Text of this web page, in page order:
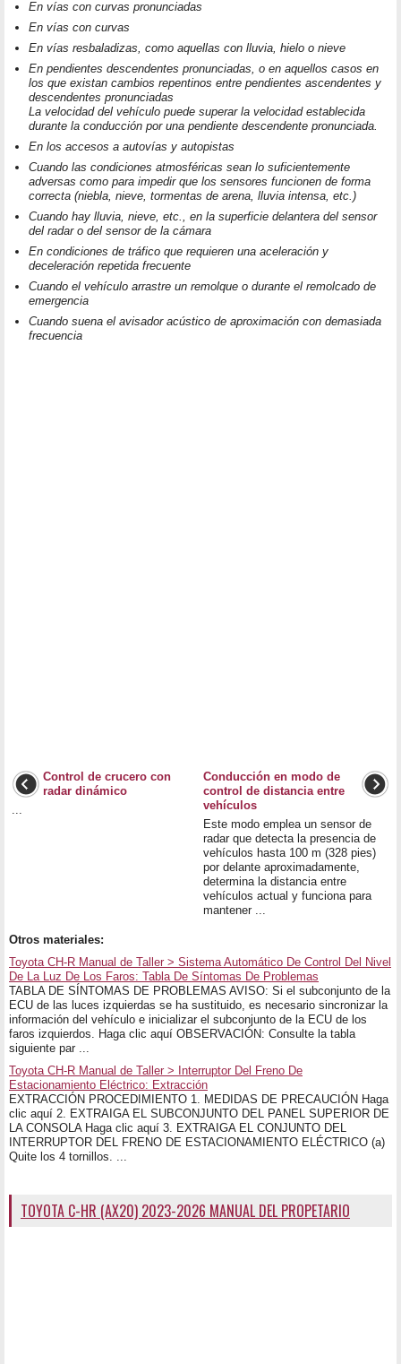
En vías con curvas pronunciadas
En vías con curvas
En vías resbaladizas, como aquellas con lluvia, hielo o nieve
En pendientes descendentes pronunciadas, o en aquellos casos en
los que existan cambios repentinos entre pendientes ascendentes y
descendentes pronunciadas
La velocidad del vehículo puede superar la velocidad establecida
durante la conducción por una pendiente descendente pronunciada.
En los accesos a autovías y autopistas
Cuando las condiciones atmosféricas sean lo suficientemente
adversas como para impedir que los sensores funcionen de forma
correcta (niebla, nieve, tormentas de arena, lluvia intensa, etc.)
Cuando hay lluvia, nieve, etc., en la superficie delantera del sensor
del radar o del sensor de la cámara
En condiciones de tráfico que requieren una aceleración y
deceleración repetida frecuente
Cuando el vehículo arrastre un remolque o durante el remolcado de
emergencia
Cuando suena el avisador acústico de aproximación con demasiada
frecuencia
Control de crucero con
radar dinámico
...
Conducción en modo de
control de distancia entre
vehículos
Este modo emplea un sensor de
radar que detecta la presencia de
vehículos hasta 100 m (328 pies)
por delante aproximadamente,
determina la distancia entre
vehículos actual y funciona para
mantener ...
Otros materiales:
Toyota CH-R Manual de Taller > Sistema Automático De Control Del Nivel
De La Luz De Los Faros: Tabla De Síntomas De Problemas
TABLA DE SÍNTOMAS DE PROBLEMAS AVISO: Si el subconjunto de la
ECU de las luces izquierdas se ha sustituido, es necesario sincronizar la
información del vehículo e inicializar el subconjunto de la ECU de los
faros izquierdos. Haga clic aquí OBSERVACIÓN: Consulte la tabla
siguiente par ...
Toyota CH-R Manual de Taller > Interruptor Del Freno De
Estacionamiento Eléctrico: Extracción
EXTRACCIÓN PROCEDIMIENTO 1. MEDIDAS DE PRECAUCIÓN Haga
clic aquí 2. EXTRAIGA EL SUBCONJUNTO DEL PANEL SUPERIOR DE
LA CONSOLA Haga clic aquí 3. EXTRAIGA EL CONJUNTO DEL
INTERRUPTOR DEL FRENO DE ESTACIONAMIENTO ELÉCTRICO (a)
Quite los 4 tornillos. ...
TOYOTA C-HR (AX20) 2023-2026 MANUAL DEL PROPETARIO